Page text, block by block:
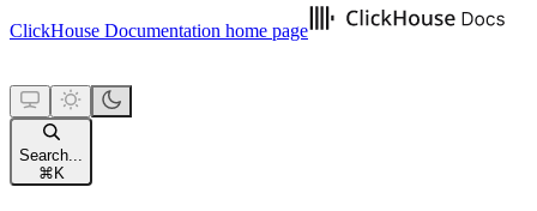
ClickHouse Documentation home page
Search...
⌘ K